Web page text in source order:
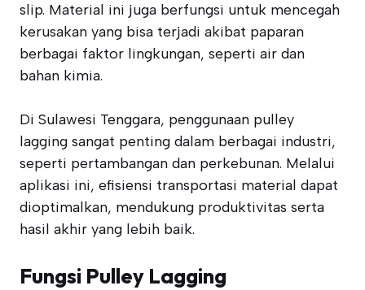
slip. Material ini juga berfungsi untuk mencegah
kerusakan yang bisa terjadi akibat paparan
berbagai faktor lingkungan, seperti air dan
bahan kimia.
Di Sulawesi Tenggara, penggunaan pulley
lagging sangat penting dalam berbagai industri,
seperti pertambangan dan perkebunan. Melalui
aplikasi ini, efisiensi transportasi material dapat
dioptimalkan, mendukung produktivitas serta
hasil akhir yang lebih baik.
Fungsi Pulley Lagging